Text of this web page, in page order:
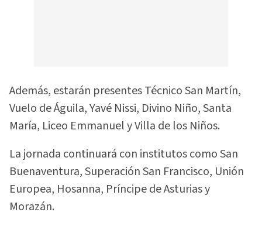
Además, estarán presentes Técnico San Martín,
Vuelo de Águila, Yavé Nissi, Divino Niño, Santa
María, Liceo Emmanuel y Villa de los Niños.
La jornada continuará con institutos como San
Buenaventura, Superación San Francisco, Unión
Europea, Hosanna, Príncipe de Asturias y
Morazán.